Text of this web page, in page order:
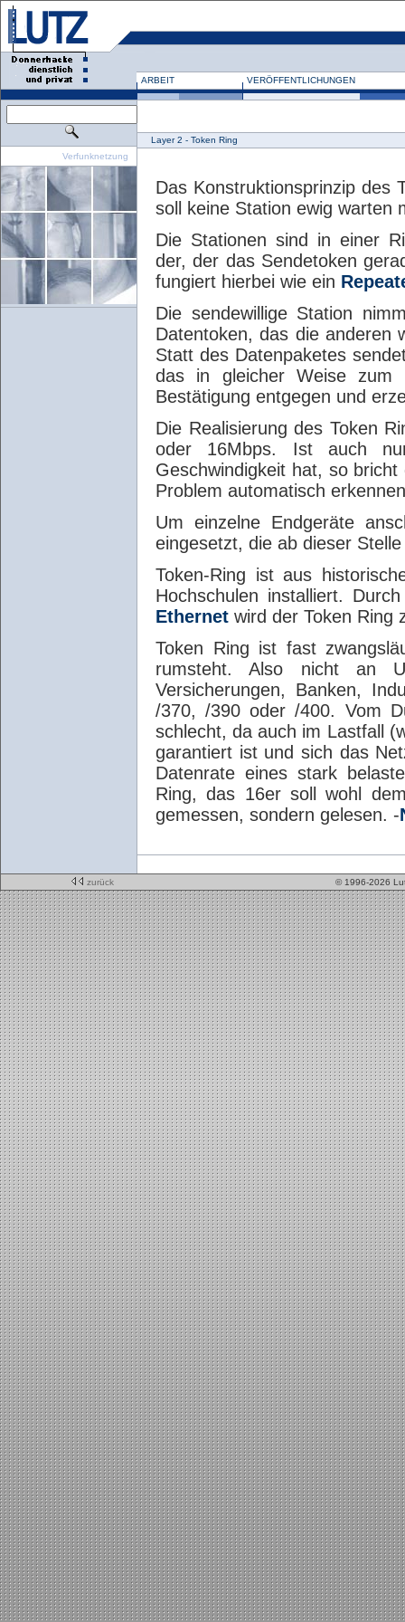
ARBEIT VERÖFFENTLICHUNGEN
Verfunknetzung
Layer 2 - Token Ring
Das Konstruktionsprinzip des
soll keine Station ewig warten
Die Stationen sind in einer
der, der das Sendetoken
fungiert hierbei wie ein
Die sendewillige Station
Datentoken, das die anderen
Statt des Datenpaketes
das in gleicher Weise zum
Bestätigung entgegen und
Die Realisierung des Token
oder 16Mbps. Ist auch
Geschwindigkeit hat, so
Problem automatisch
Um einzelne Endgeräte
eingesetzt, die ab dieser
Token-Ring ist aus
Hochschulen installiert.
Ethernet wird der Token Ring
Token Ring ist fast
rumsteht. Also nicht an
Versicherungen, Banken,
/370, /390 oder /400. Vom
schlecht, da auch im Lastfall
garantiert ist und sich das
Datenrate eines stark
Ring, das 16er soll wohl
gemessen, sondern gelesen. -
zurück © 1996-2026